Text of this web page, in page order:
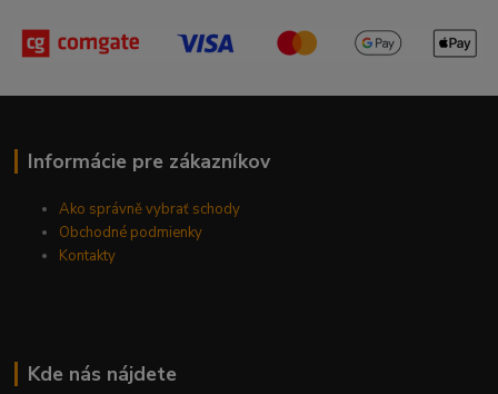
Informácie pre zákazníkov
Ako správně vybrať schody
Obchodné podmienky
Kontakty
Kde nás nájdete